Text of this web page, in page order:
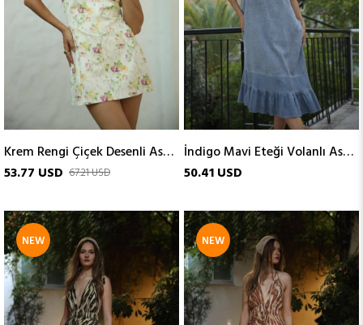
Krem Rengi Çiçek Desenli Askılı Mini Elbise
53.77 USD 67.21 USD
İndigo Mavi Eteği Volanlı Askılı Keten Elbise
50.41 USD
NEW
ITEM
NEW
ITEM